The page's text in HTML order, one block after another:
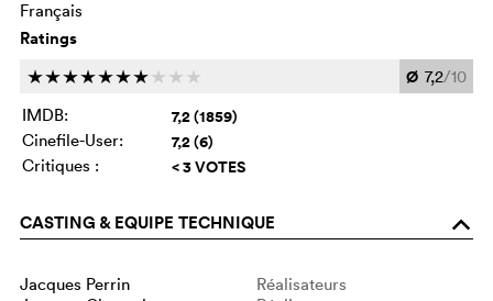
Français
Ratings
ccccccc c c c Ø 7,2/10
IMDB:
7,2 (1859)
Cinefile-User: 7,2 (6)
Critiques : < 3 VOTES
CASTING & EQUIPE TECHNIQUE o
Jacques Perrin
Réalisateurs